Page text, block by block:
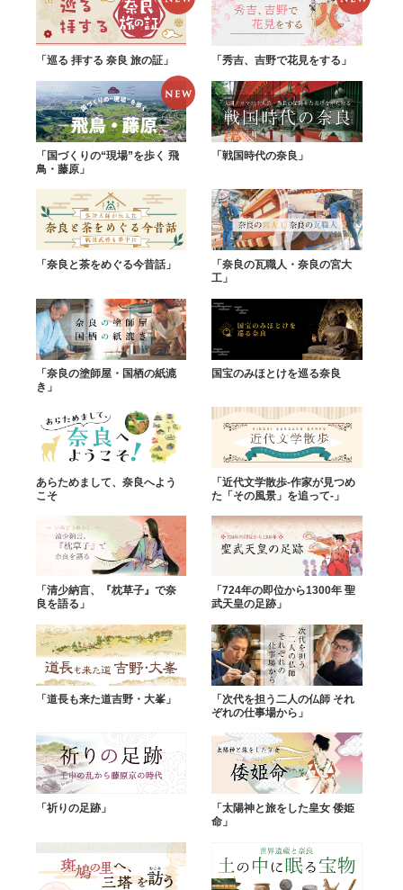
「巡る 拝する 奈良 旅の証」 「秀吉、吉野で花見をする」
「国づくりの“現場”を歩く 飛
鳥・藤原」
「戦国時代の奈良」
「奈良と茶をめぐる今昔話」
「奈良の瓦職人・奈良の宮大
工」
「奈良の塗師屋・国栖の紙漉
き」
国宝のみほとけを巡る奈良
あらためまして、奈良へよう
こそ
「近代文学散歩-作家が見つめ
た「その風景」を追って-」
「清少納言、『枕草子』で奈
良を語る」
「724年の即位から1300年 聖
武天皇の足跡」
「道長も来た道吉野・大峯」
「次代を担う二人の仏師 それ
ぞれの仕事場から」
「祈りの足跡」
「太陽神と旅をした皇女 倭姫
命」